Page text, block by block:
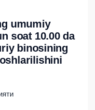
umumiy
soat 10.00 da
binosining